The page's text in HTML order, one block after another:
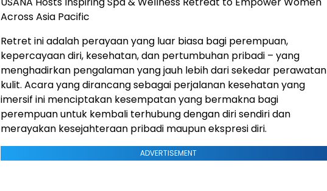
Across Asia Pacific
Retret ini adalah perayaan yang luar biasa bagi perempuan,
kepercayaan diri, kesehatan, dan pertumbuhan pribadi – yang
menghadirkan pengalaman yang jauh lebih dari sekedar perawatan
kulit. Acara yang dirancang sebagai perjalanan kesehatan yang
imersif ini menciptakan kesempatan yang bermakna bagi
perempuan untuk kembali terhubung dengan diri sendiri dan
merayakan kesejahteraan pribadi maupun ekspresi diri.
ADVERTISEMENT